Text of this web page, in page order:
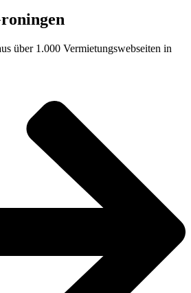
über 1.000 Vermietungswebseiten in